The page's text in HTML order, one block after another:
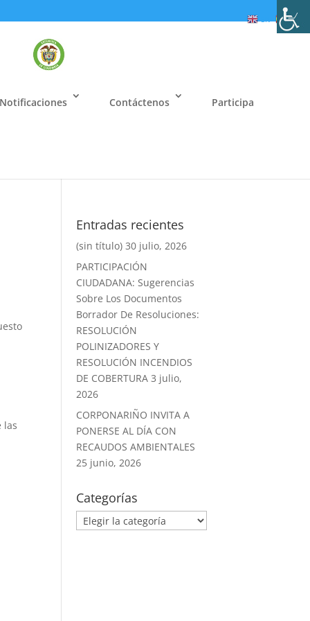
Notificaciones Contáctenos Participa
las
Entradas recientes
(sin título) 30 julio, 2026
PARTICIPACIÓN
CIUDADANA: Sugerencias
Sobre Los Documentos
Borrador De Resoluciones:
RESOLUCIÓN
POLINIZADORES Y
RESOLUCIÓN INCENDIOS
DE COBERTURA 3 julio,
2026
CORPONARIÑO INVITA A
PONERSE AL DÍA CON
RECAUDOS AMBIENTALES
25 junio, 2026
Categorías
ES